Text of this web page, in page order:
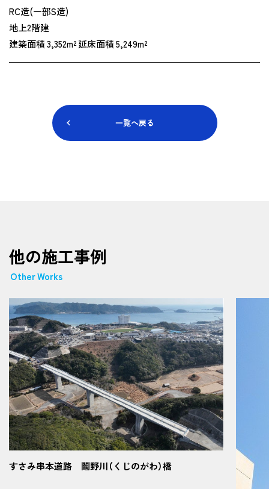
RC造(一部S造)
地上2階建
建築面積 3‚352m² 延床面積 5‚249m²
一覧へ戻る
他の施工事例
Other Works
すさみ串本道路 鬮野川（くじのがわ）橋